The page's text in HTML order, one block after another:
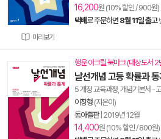
미리보기
16,200원 (10% 할인 / 900원)
택배로 주문하면 8월 11일 출고
행운 아크릴 북마크 (대상도서 2
날선개념 고등 확률과
5 개정 교육과정, 개념기본서 -
이창형 (지은이)
동아출판| 2019년 12월
14,400원 (10% 할인 / 800원)